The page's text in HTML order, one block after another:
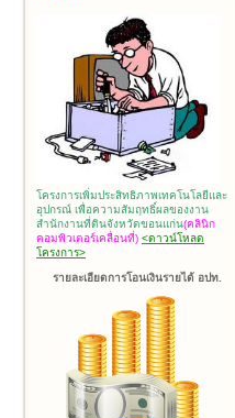
โครงการเพิ่มประสิทธิภาพเทคโนโลยีและ
อุปกรณ์ เพื่อความสัมฤทธิ์ผลของงาน
สำนักงานที่ดินจังหวัดขอนแก่น(คลินิก
คอมพิวเตอร์เคลื่อนที่) <ดาวน์โหลด
โครงการ>
รายละเอียดการโอนเงินรายได้ อปท.